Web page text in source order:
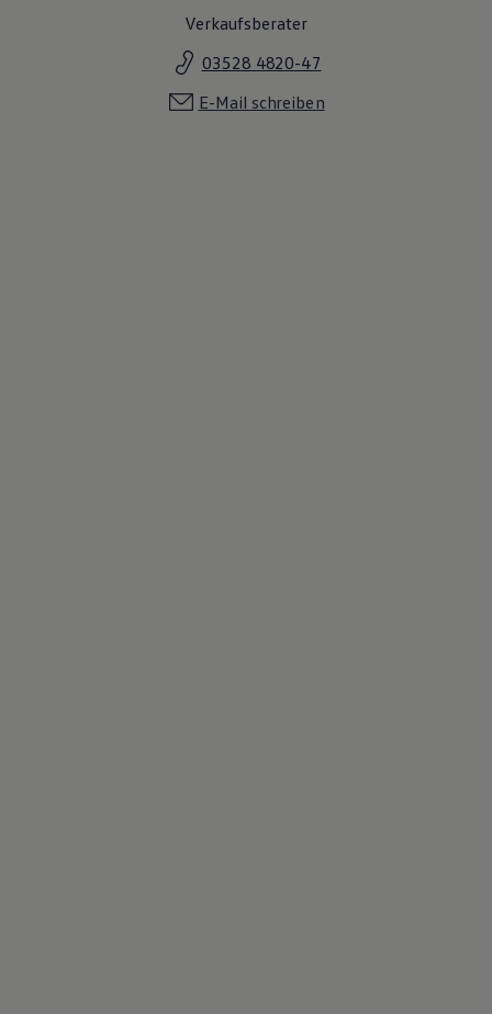
Verkaufsberater
03528 4820-47
E-Mail schreiben